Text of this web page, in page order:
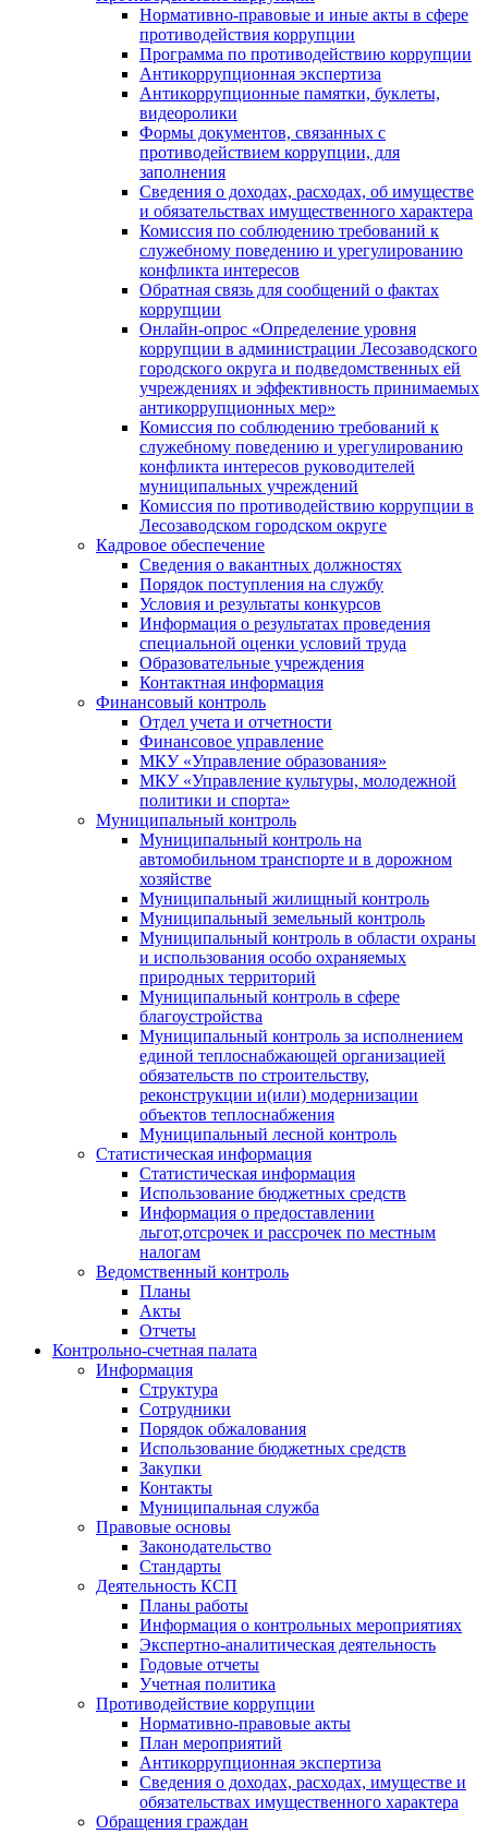
Нормативно-правовые и иные акты в сфере
противодействия коррупции
Программа по противодействию коррупции
Антикоррупционная экспертиза
Антикоррупционные памятки, буклеты,
видеоролики
Формы документов, связанных с
противодействием коррупции, для
заполнения
Сведения о доходах, расходах, об имуществе
и обязательствах имущественного характера
Комиссия по соблюдению требований к
служебному поведению и урегулированию
конфликта интересов
Обратная связь для сообщений о фактах
коррупции
Онлайн-опрос «Определение уровня
коррупции в администрации Лесозаводского
городского округа и подведомственных ей
учреждениях и эффективность принимаемых
антикоррупционных мер»
Комиссия по соблюдению требований к
служебному поведению и урегулированию
конфликта интересов руководителей
муниципальных учреждений
Комиссия по противодействию коррупции в
Лесозаводском городском округе
Кадровое обеспечение
Сведения о вакантных должностях
Порядок поступления на службу
Условия и результаты конкурсов
Информация о результатах проведения
специальной оценки условий труда
Образовательные учреждения
Контактная информация
Финансовый контроль
Отдел учета и отчетности
Финансовое управление
МКУ «Управление образования»
МКУ «Управление культуры, молодежной
политики и спорта»
Муниципальный контроль
Муниципальный контроль на
автомобильном транспорте и в дорожном
хозяйстве
Муниципальный жилищный контроль
Муниципальный земельный контроль
Муниципальный контроль в области охраны
и использования особо охраняемых
природных территорий
Муниципальный контроль в сфере
благоустройства
Муниципальный контроль за исполнением
единой теплоснабжающей организацией
обязательств по строительству,
реконструкции и(или) модернизации
объектов теплоснабжения
Муниципальный лесной контроль
Статистическая информация
Статистическая информация
Использование бюджетных средств
Информация о предоставлении
льгот,отсрочек и рассрочек по местным
налогам
Ведомственный контроль
Планы
Акты
Отчеты
Контрольно-счетная палата
Информация
Структура
Сотрудники
Порядок обжалования
Использование бюджетных средств
Закупки
Контакты
Муниципальная служба
Правовые основы
Законодательство
Стандарты
Деятельность КСП
Планы работы
Информация о контрольных мероприятиях
Экспертно-аналитическая деятельность
Годовые отчеты
Учетная политика
Противодействие коррупции
Нормативно-правовые акты
План мероприятий
Антикоррупционная экспертиза
Сведения о доходах, расходах, имуществе и
обязательствах имущественного характера
Обращения граждан